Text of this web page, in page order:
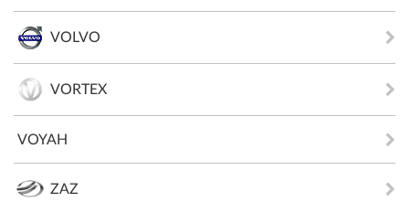
VOLVO
VORTEX
VOYAH
ZAZ